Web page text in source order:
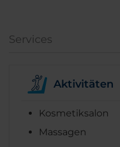
Services
Aktivitäten
Kosmetiksalon
Massagen